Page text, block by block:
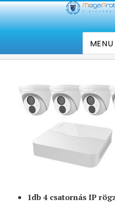
Kamera rendszer. Riasztó
MENU
4 kamerás IP
Akciós ár:
1db 4 csatornás IP